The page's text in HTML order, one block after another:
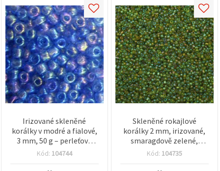
Irizované skleněné
korálky v modré a fialové,
3 mm, 50 g – perleťové
akcenty pro šperky a
Kód: 104744
Skleněné rokajlové
korálky 2 mm, irizované,
smaragdově zelené,
průhledné, balení 50 g
Kód: 104735